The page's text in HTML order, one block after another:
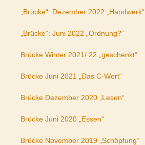
„Brücke“: Dezember 2022 „Handwerk“
„Brücke“: Juni 2022 „Ordnung?“
Brücke Winter 2021/ 22 „geschenkt“
Brücke Juni 2021 „Das C-Wort“
Brücke Dezember 2020 „Lesen“
Brücke Juni 2020 „Essen“
Brücke November 2019 „Schöpfung“